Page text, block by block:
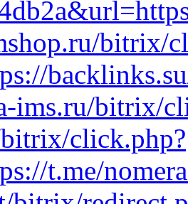
bitrix/
ims.ru/bitrix/
click.php?
t.me/